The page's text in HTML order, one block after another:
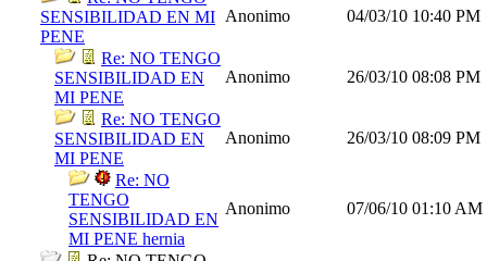
SENSIBILIDAD EN MI
PENE
Anonimo 04/03/10 10:40 PM
Re: NO TENGO
SENSIBILIDAD EN
MI PENE
Anonimo 26/03/10 08:08 PM
Re: NO TENGO
SENSIBILIDAD EN
MI PENE
Anonimo 26/03/10 08:09 PM
Re: NO
TENGO
SENSIBILIDAD EN
MI PENE hernia
Anonimo 07/06/10 01:10 AM